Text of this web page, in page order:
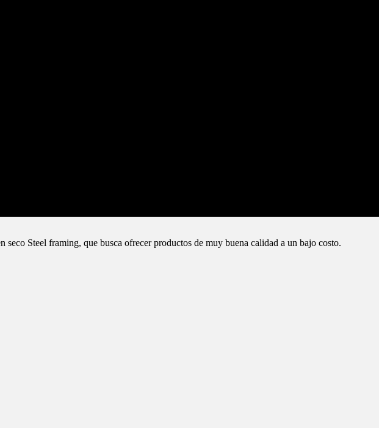
seco Steel framing, que busca ofrecer productos de muy buena calidad a un bajo costo.